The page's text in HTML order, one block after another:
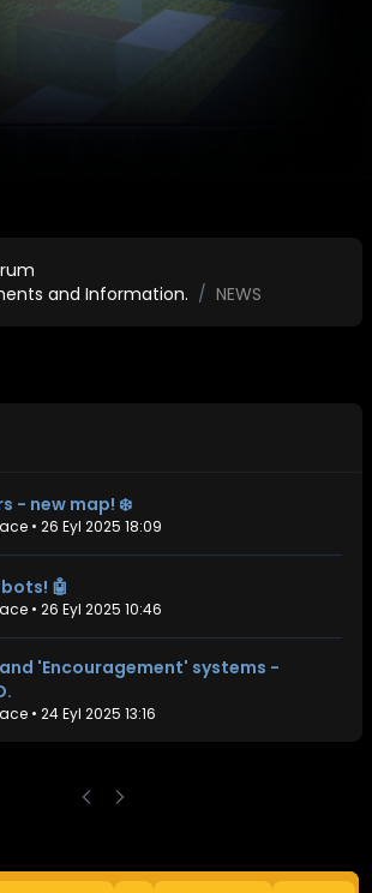
and Information.
NEWS
- new map! ❄️
• 26 Eyl 2025 18:09
🤖
• 26 Eyl 2025 10:46
'Encouragement' systems -
• 24 Eyl 2025 13:16